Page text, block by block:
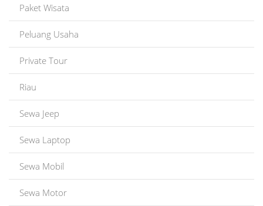
Paket Wisata
Peluang Usaha
Private Tour
Riau
Sewa Jeep
Sewa Laptop
Sewa Mobil
Sewa Motor